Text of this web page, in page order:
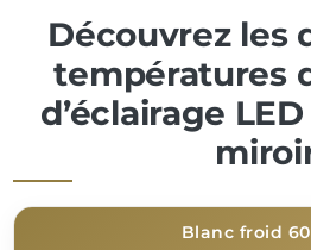
Découvrez les
températures
d’éclairage
Blanc froid